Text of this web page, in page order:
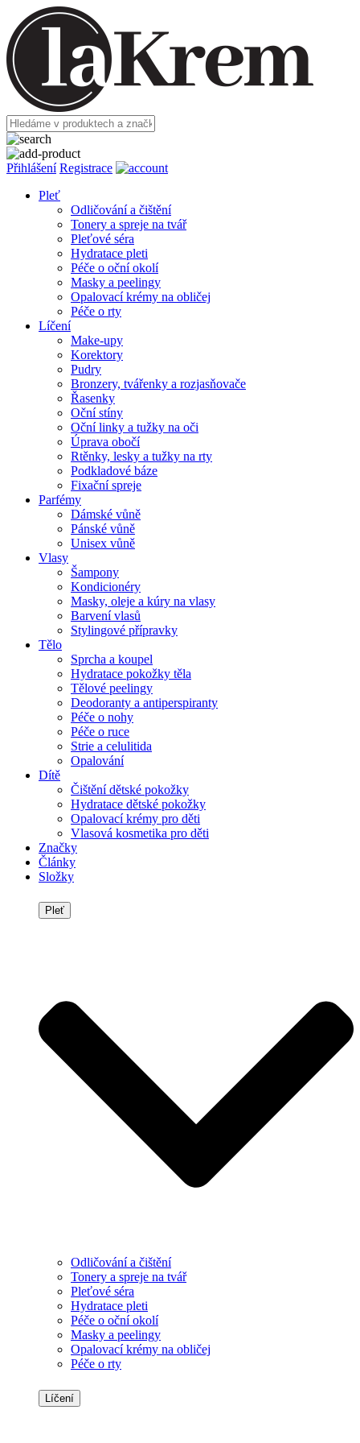
Přihlášení Registrace
Pleť
Odličování a čištění
Tonery a spreje na tvář
Pleťové séra
Hydratace pleti
Péče o oční okolí
Masky a peelingy
Opalovací krémy na obličej
Péče o rty
Líčení
Make-upy
Korektory
Pudry
Bronzery, tvářenky a rozjasňovače
Řasenky
Oční stíny
Oční linky a tužky na oči
Úprava obočí
Rtěnky, lesky a tužky na rty
Podkladové báze
Fixační spreje
Parfémy
Dámské vůně
Pánské vůně
Unisex vůně
Vlasy
Šampony
Kondicionéry
Masky, oleje a kúry na vlasy
Barvení vlasů
Stylingové přípravky
Tělo
Sprcha a koupel
Hydratace pokožky těla
Tělové peelingy
Deodoranty a antiperspiranty
Péče o nohy
Péče o ruce
Strie a celulitida
Opalování
Dítě
Čištění dětské pokožky
Hydratace dětské pokožky
Opalovací krémy pro děti
Vlasová kosmetika pro děti
Značky
Články
Složky
Pleť
Odličování a čištění
Tonery a spreje na tvář
Pleťové séra
Hydratace pleti
Péče o oční okolí
Masky a peelingy
Opalovací krémy na obličej
Péče o rty
Líčení